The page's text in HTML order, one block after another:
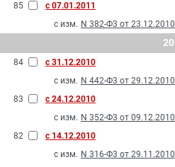
85
с 07.01.2011
с изм. N 382-Ф3 от 23.12.2010
84
с 31.12.2010
с изм. N 442-Ф3 от 29.12.2010
83
с 24.12.2010
с изм. N 352-Ф3 от 09.12.2010
82
с 14.12.2010
с изм. N 316-Ф3 от 29.11.2010